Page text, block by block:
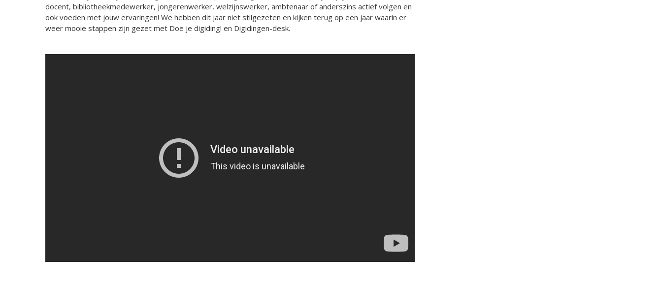
docent, bibliotheekmedewerker, jongerenwerker, welzijnswerker, ambtenaar of anderszins actief volgen en
ook voeden met jouw ervaringen! We hebben dit jaar niet stilgezeten en kijken terug op een jaar waarin er
weer mooie stappen zijn gezet met Doe je digiding! en Digidingen-desk.